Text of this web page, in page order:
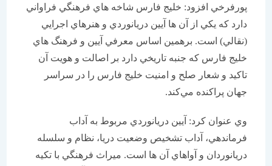
پورفرخي افزود: خليج فارس شاخه هاي فرهنگي فراواني
دارد كه يكي از آن ها آيين دريانوردي و هنرهاي اجرايي
(نقالي) است. برهمين اساس معرفي آيين و فرهنگ هاي
خليج فارس كه جنبه تاريخي دارد بر اصالت و هويت آن
تاكيد و شعار صلح و امنيت خليج فارس را در سراسر
جهان پراكنده مي‌كند.
وي عنوان كرد: آيين دريانوردي مربوط به آداب
فرماندهي، آداب تشخيص وضعيت دريا، نظام و سلسله
دريانوردان و آواهاي آن ها است. ميراث فرهنگي با تكيه